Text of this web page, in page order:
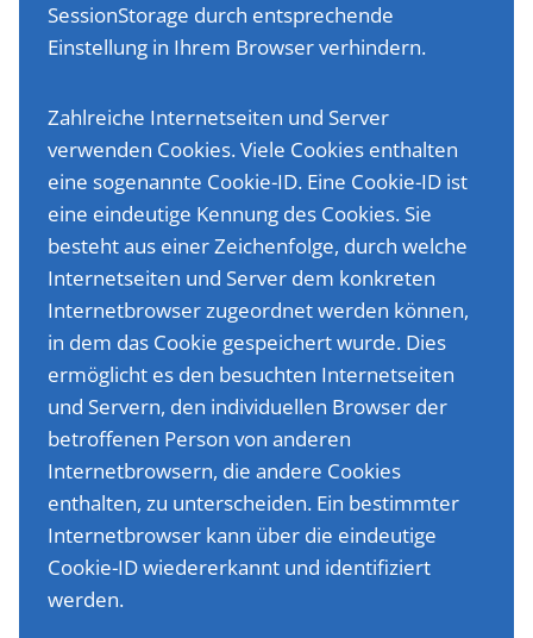
SessionStorage durch entsprechende
Einstellung in Ihrem Browser verhindern.
Zahlreiche Internetseiten und Server
verwenden Cookies. Viele Cookies enthalten
eine sogenannte Cookie-ID. Eine Cookie-ID ist
eine eindeutige Kennung des Cookies. Sie
besteht aus einer Zeichenfolge, durch welche
Internetseiten und Server dem konkreten
Internetbrowser zugeordnet werden können,
in dem das Cookie gespeichert wurde. Dies
ermöglicht es den besuchten Internetseiten
und Servern, den individuellen Browser der
betroffenen Person von anderen
Internetbrowsern, die andere Cookies
enthalten, zu unterscheiden. Ein bestimmter
Internetbrowser kann über die eindeutige
Cookie-ID wiedererkannt und identifiziert
werden.